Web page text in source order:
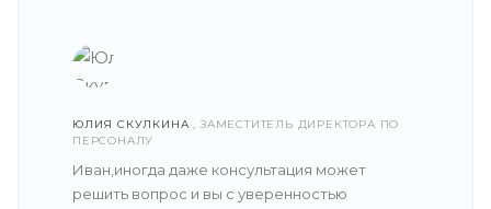
ЮЛИЯ СКУЛКИНА , ЗАМЕСТИТЕЛЬ ДИРЕКТОРА ПО
ПЕРСОНАЛУ
Иван,иногда даже консультация может
решить вопрос и вы с уверенностью